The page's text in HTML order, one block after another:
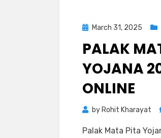
March 31, 2025
PALAK
YOJANA
ONLINE
by Rohit Kharayat
Palak Mata Pita